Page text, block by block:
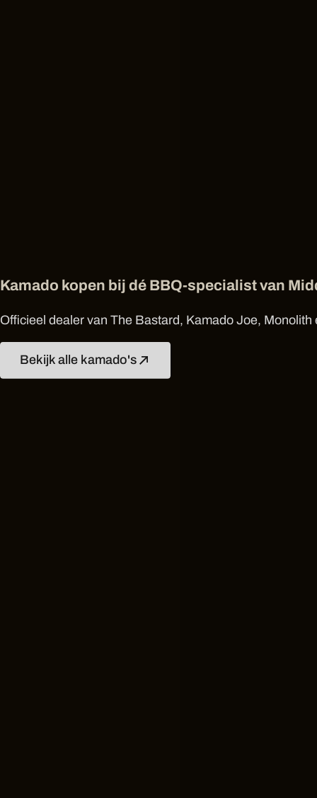
Kamado kopen bij dé BBQ-specialist van
Officieel dealer van The Bastard, Kamado Joe,
Bekijk alle kamado's